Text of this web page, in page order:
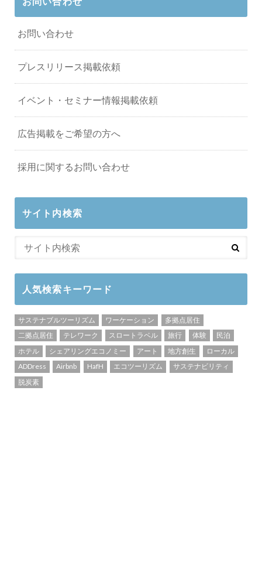
お問い合わせ
プレスリリース掲載依頼
イベント・セミナー情報掲載依頼
広告掲載をご希望の方へ
採用に関するお問い合わせ
サイト内検索
人気検索キーワード
サステナブルツーリズム ワーケーション
多拠点居住
二拠点居住
テレワーク スロートラベル 旅行 体験
民泊
ホテル
シェアリングエコノミー アート 地方創生
ローカル
ADDress
Airbnb HafH エコツーリズム
サステナビリティ
脱炭素